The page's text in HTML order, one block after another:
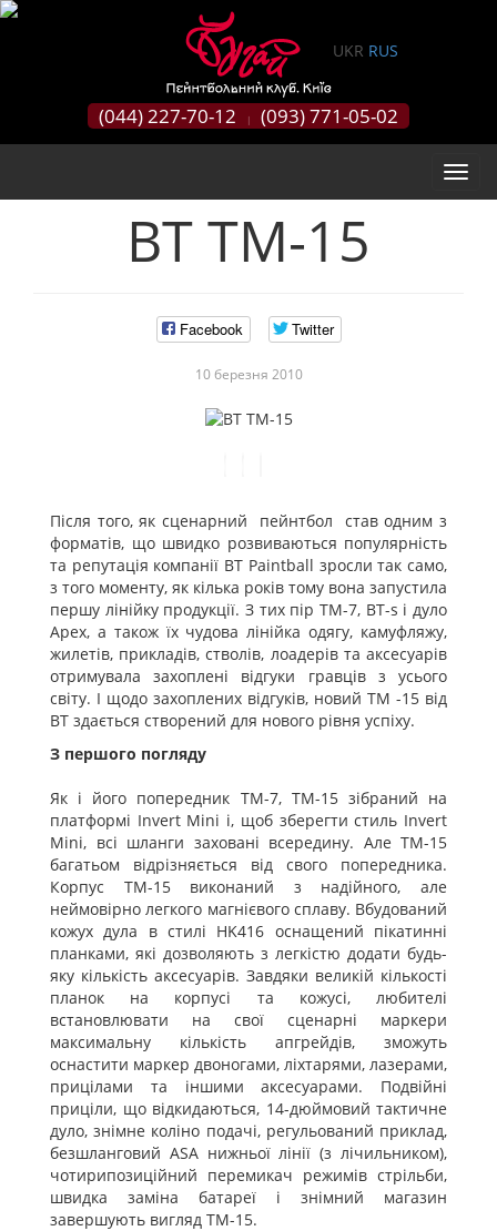
UKR RUS
(044) 227-70-12 | (093) 771-05-02
ВТ TM-15
Facebook Twitter
10 березня 2010
Після того, як сценарний пейнтбол став одним з
форматів, що швидко розвиваються популярність
та репутація компанії BT Paintball зросли так само,
з того моменту, як кілька років тому вона запустила
першу лінійку продукції. З тих пір TM-7, BT-s і дуло
Apex, а також їх чудова лінійка одягу, камуфляжу,
жилетів, прикладів, стволів, лоадерів та аксесуарів
отримувала захоплені відгуки гравців з усього
світу. І щодо захоплених відгуків, новий TM -15 від
BT здається створений для нового рівня успіху.
З першого погляду
Як і його попередник TM-7, TM-15 зібраний на
платформі Invert Mini і, щоб зберегти стиль Invert
Mini, всі шланги заховані всередину. Але TM-15
багатьом відрізняється від свого попередника.
Корпус TM-15 виконаний з надійного, але
неймовірно легкого магнієвого сплаву. Вбудований
кожух дула в стилі HK416 оснащений пікатинні
планками, які дозволяють з легкістю додати будь-
яку кількість аксесуарів. Завдяки великій кількості
планок на корпусі та кожусі, любителі
встановлювати на свої сценарні маркери
максимальну кількість апгрейдів, зможуть
оснастити маркер двоногами, ліхтарями, лазерами,
прицілами та іншими аксесуарами. Подвійні
приціли, що відкидаються, 14-дюймовий тактичне
дуло, знімне коліно подачі, регульований приклад,
безшланговий ASA нижньої лінії (з лічильником),
чотирипозиційний перемикач режимів стрільби,
швидка заміна батареї і знімний магазин
завершують вигляд TM-15.